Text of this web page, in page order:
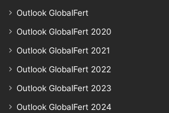
Outlook GlobalFert
Outlook GlobalFert 2020
Outlook GlobalFert 2021
Outlook GlobalFert 2022
Outlook GlobalFert 2023
Outlook GlobalFert 2024